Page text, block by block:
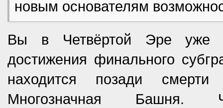
новым основателям
Вы в Четвёртой Эре уже
достижения финального
находится позади
Многозначная Башня.